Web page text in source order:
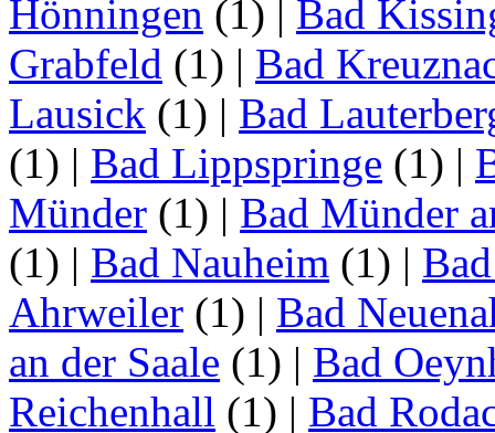
Hönningen (1) | Bad
Grabfeld (1) | Bad
Lausick (1) | Bad
(1) | Bad Lippspringe (1) |
Münder (1) | Bad Münder
(1) | Bad Nauheim (1) |
Ahrweiler (1) | Bad
an der Saale (1) | Bad
Reichenhall (1) | Bad